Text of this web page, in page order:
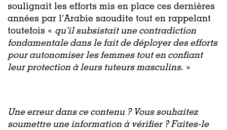
soulignait les efforts mis en place ces dernières
années par l’Arabie saoudite tout en rappelant
toutefois « qu’il subsistait une contradiction
fondamentale dans le fait de déployer des efforts
pour autonomiser les femmes tout en confiant
leur protection à leurs tuteurs masculins. »
Une erreur dans ce contenu ? Vous souhaitez
soumettre une information à vérifier ? Faites-le